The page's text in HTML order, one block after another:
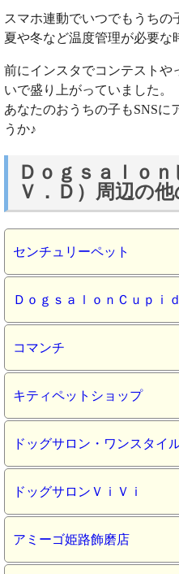
スマホ連動でいつでもうちの
夏や冬など温度管理が必要な
前にインスタでコンテストや
いで盛り上がっていました。
あなたのおうちの子もSNSに
うか♪
Ｄｏｇｓａｌｏ
Ｖ．Ｄ）周辺の
センチュリーペット
ＤｏｇｓａｌｏｎＣｕｐｉｄ
コマンチ
キティペットショップ
ドッグサロン・ワンスタイ
ドッグサロンＶｉＶｉ
アミーゴ姫路飾磨店